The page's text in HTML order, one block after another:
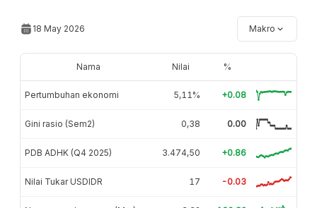
18 May 2026 Makro
Nama Nilai %
Pertumbuhan ekonomi 5,11% +0.08
Gini rasio (Sem2) 0,38 0.00
PDB ADHK (Q4 2025) 3.474,50 +0.86
Nilai Tukar USDIDR 17 -0.03